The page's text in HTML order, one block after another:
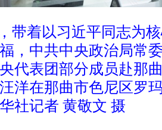
带着以习近平同志为
，中共中央政治局常
代表团部分成员赴那
洋在那曲市色尼区罗
社记者 黄敬文 摄